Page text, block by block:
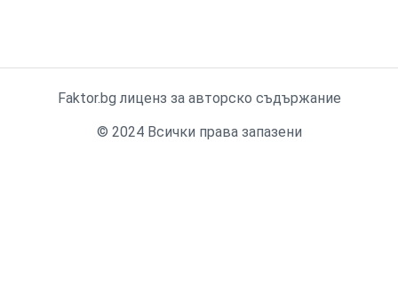
Faktor.bg лиценз за авторско съдържание
© 2024 Всички права запазени